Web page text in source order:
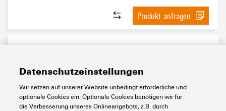
Produkt anfragen
Datenschutzeinstellungen
Wir setzen auf unserer Website unbedingt erforderliche und
optionale Cookies ein. Optionale Cookies benötigen wir für
die Verbesserung unseres Onlineangebots, z.B. durch